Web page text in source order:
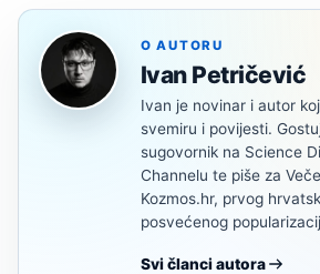
O AUTORU
Ivan Petričević
Ivan je novinar i autor
svemiru i povijesti.
sugovornik na Science
Channelu te piše za
Kozmos.hr, prvog
posvećenog
Svi članci autora